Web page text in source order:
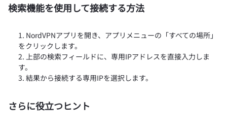
検索機能を使用して接続する方法
NordVPNアプリを開き、アプリメニューの「すべての場所」
をクリックします。
上部の検索フィールドに、専用IPアドレスを直接入力しま
す。
結果から接続する専用IPを選択します。
さらに役立つヒント